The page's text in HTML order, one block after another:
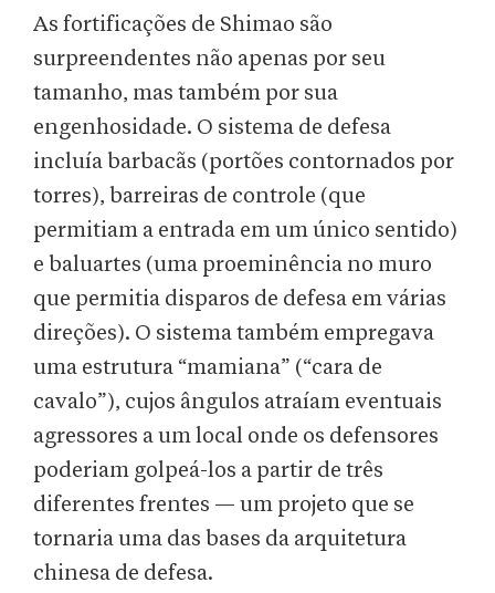
As fortificações de Shimao são
surpreendentes não apenas por seu
tamanho, mas também por sua
engenhosidade. O sistema de defesa
incluía barbacãs (portões contornados por
torres), barreiras de controle (que
permitiam a entrada em um único sentido)
e baluartes (uma proeminência no muro
que permitia disparos de defesa em várias
direções). O sistema também empregava
uma estrutura “mamiana” (“cara de
cavalo”), cujos ângulos atraíam eventuais
agressores a um local onde os defensores
poderiam golpeá-los a partir de três
diferentes frentes — um projeto que se
tornaria uma das bases da arquitetura
chinesa de defesa.